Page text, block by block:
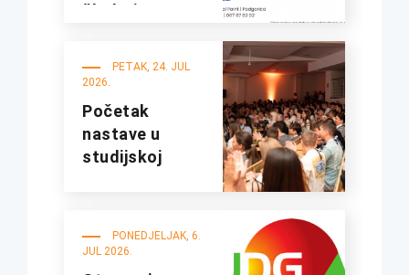
školarine na
PETAK, 24. JUL
2026.
Početak
nastave u
studijskoj
PONEDJELJAK, 6.
JUL 2026.